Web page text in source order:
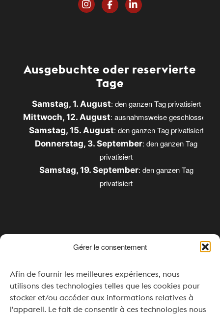
Gérer le consentement
Afin de fournir les meilleures expériences, nous
utilisons des technologies telles que les cookies pour
stocker et/ou accéder aux informations relatives à
l'appareil. Le fait de consentir à ces technologies nous
Ausgebuchte oder reservierte
Tage
Samstag, 1. August: den ganzen Tag privatisiert
Mittwoch, 12. August: ausnahmsweise geschlossen
Samstag, 15. August: den ganzen Tag privatisiert
Donnerstag, 3. September: den ganzen Tag
privatisiert
Samstag, 19. September: den ganzen Tag
privatisiert
Öffnungszeiten
Mittwoch: 16:00 – 20:00
Donnerstag bis Samstag: 11:00 – 20:00